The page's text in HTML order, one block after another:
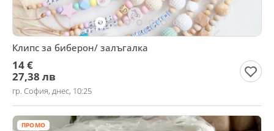
Клипс за биберон/ залъгалка
14 €
27,38 лв
гр. София, днес, 10:25
ПРОМО